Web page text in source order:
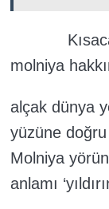
Kısaca
molniya
alçak dünya
yüzüne
Molniya
anlamı